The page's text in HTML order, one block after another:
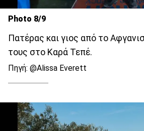
Photo 8/9
Πατέρας και γιος από το
τους στο Καρά Τεπέ.
Πηγή: @Alissa Everett